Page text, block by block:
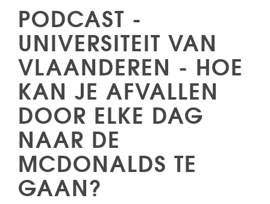
PODCAST -
UNIVERSITEIT VAN
VLAANDEREN - HOE
KAN JE AFVALLEN
DOOR ELKE DAG
NAAR DE
MCDONALDS TE
GAAN?